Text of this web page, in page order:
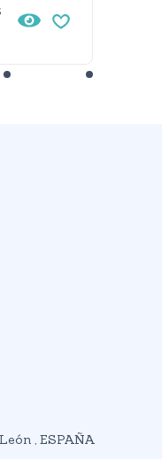
, ESPAÑA